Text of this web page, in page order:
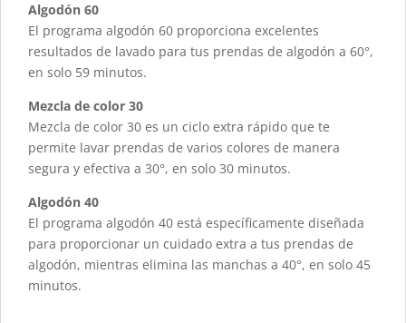
Algodón 60
El programa algodón 60 proporciona excelentes
resultados de lavado para tus prendas de algodón a 60°,
en solo 59 minutos.
Mezcla de color 30
Mezcla de color 30 es un ciclo extra rápido que te
permite lavar prendas de varios colores de manera
segura y efectiva a 30°, en solo 30 minutos.
Algodón 40
El programa algodón 40 está específicamente diseñada
para proporcionar un cuidado extra a tus prendas de
algodón, mientras elimina las manchas a 40°, en solo 45
minutos.